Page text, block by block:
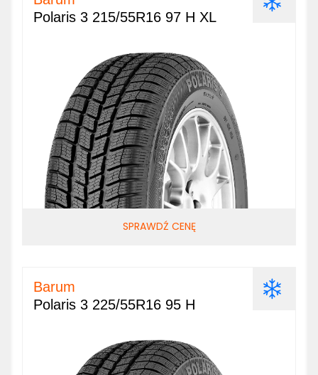
Polaris 3 215/55R16 97 H XL
SPRAWDŹ CENĘ
Barum
Polaris 3 225/55R16 95 H